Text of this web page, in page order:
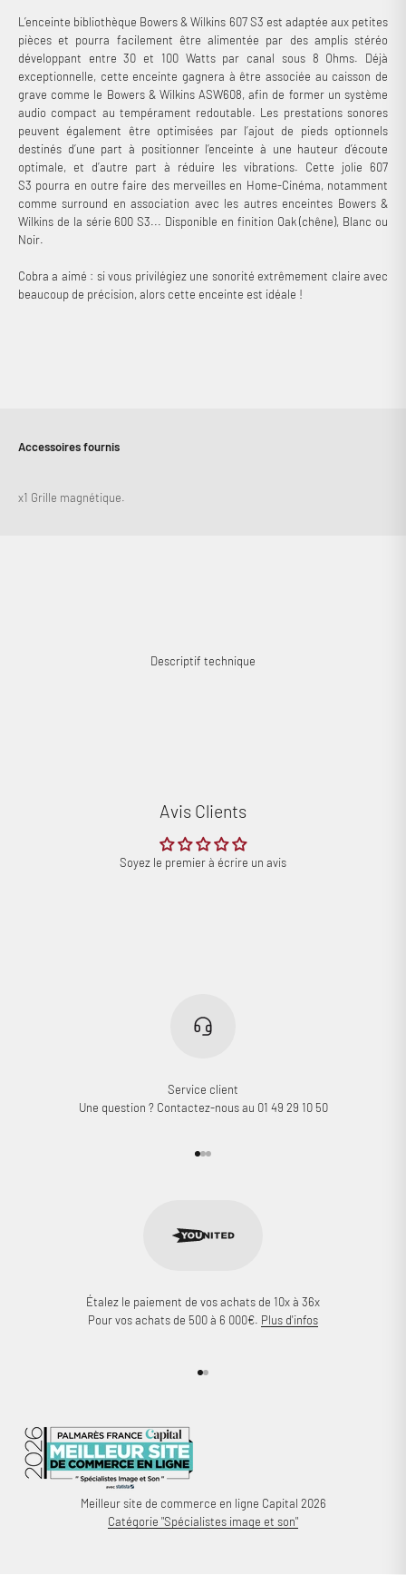
L’enceinte bibliothèque Bowers & Wilkins 607 S3 est adaptée aux petites
pièces et pourra facilement être alimentée par des amplis stéréo
développant entre 30 et 100 Watts par canal sous 8 Ohms. Déjà
exceptionnelle, cette enceinte gagnera à être associée au caisson de
grave comme le Bowers & Wilkins ASW608, afin de former un système
audio compact au tempérament redoutable. Les prestations sonores
peuvent également être optimisées par l’ajout de pieds optionnels
destinés d’une part à positionner l’enceinte à une hauteur d’écoute
optimale, et d’autre part à réduire les vibrations. Cette jolie 607
S3 pourra en outre faire des merveilles en Home-Cinéma, notamment
comme surround en association avec les autres enceintes Bowers &
Wilkins de la série 600 S3... Disponible en finition Oak (chêne), Blanc ou
Noir.
Cobra a aimé : si vous privilégiez une sonorité extrêmement claire avec
beaucoup de précision, alors cette enceinte est idéale !
Accessoires fournis
x1 Grille magnétique.
Descriptif technique
Avis Clients
Soyez le premier à écrire un avis
Service client
Une question ? Contactez-nous au 01 49 29 10 50
Aller à l'élément 1
Aller à l'élément 2
Aller à l'élément 3
Étalez le paiement de vos achats de 10x à 36x
Pour vos achats de 500 à 6 000€. Plus d'infos
Aller à l'élément 1
Aller à l'élément 2
Meilleur site de commerce en ligne Capital 2026
Catégorie "Spécialistes image et son"